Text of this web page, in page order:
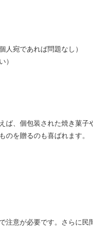
宛であれば問題なし）
）
、個包装された焼き菓
のを贈るのも喜ばれます。
意が必要です。さらに